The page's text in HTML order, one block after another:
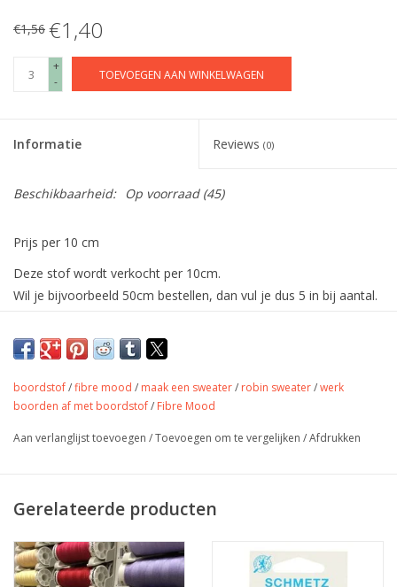
€1,56 €1,40
+
-
TOEVOEGEN AAN WINKELWAGEN
Informatie Reviews (0)
Beschikbaarheid: Op voorraad(45)
Prijs per 10 cm
Deze stof wordt verkocht per 10cm.
Wil je bijvoorbeeld 50cm bestellen, dan vul je dus 5 in bij aantal.
Mooie brede boordstof met ribbel
passend bij de sweaterstof van Fibre
Mood.
Samenstelling 95% katoen 5% lycra
Toepassing
Afwerking van boorden van
sweater, shirt, broek,....
boordstof/fibre mood / maak een sweater/ robin sweater/werk
boorden af met boordstof/ Fibre Mood
Aan verlanglijst toevoegen /Toevoegen om te vergelijken /Afdrukken
Gerelateerde producten